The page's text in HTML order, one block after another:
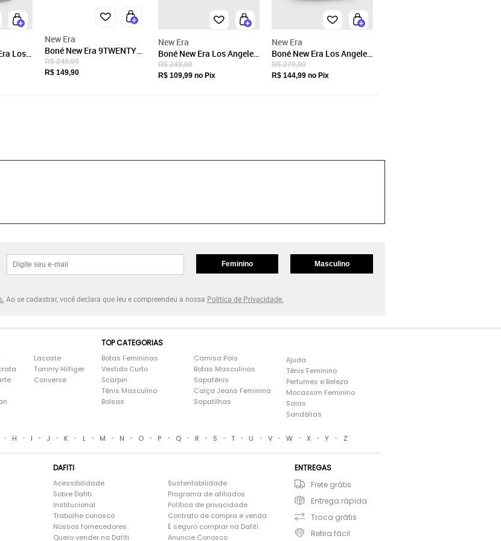
Los
New Era
Boné New Era 9TWENTY
MLB Los Angeles Dodgers
Aba Curva Kaki
R$ 249,99
R$ 149,90
New Era
Boné New Era Los Angeles
Dodgers Bege
R$ 249,90
R$ 109,99 no Pix
New Era
Boné New Era Los Angeles
Lakers Aba Curva Branco
R$ 279,90
R$ 144,99 no Pix
Feminino Masculino
Ao se cadastrar, você declara que leu e compreendeu a nossa Política de Privacidade.
Lacoste
Tommy Hilfiger
Converse
TOP CATEGORIAS
Botas Femininas
Vestido Curto
Scarpin
Tênis Masculino
Bolsas
Camisa Polo
Botas Masculinas
Sapatênis
Calça Jeans Feminina
Sapatilhas
Ajuda
Tênis Feminino
Perfumes e Beleza
Mocassim Feminino
Saias
Sandálias
• H • I • J • K • L • M • N • O • P • Q • R • S • T • U • V • W • X • Y • Z
DAFITI
Acessibilidade
Sobre Dafiti
Institucional
Trabalhe conosco
Nossos fornecedores
Quero vender na Dafiti
Sustentabilidade
Programa de afiliados
Política de privacidade
Contrato de compra e venda
É seguro comprar na Dafiti
Anuncie Conosco
ENTREGAS
Frete grátis
Entrega rápida
Troca grátis
Retira fácil